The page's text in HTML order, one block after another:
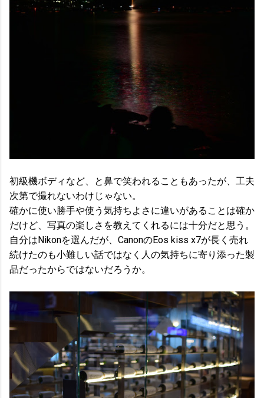
初級機ボディなど、と鼻で笑われることもあったが、工夫
次第で撮れないわけじゃない。
確かに使い勝手や使う気持ちよさに違いがあることは確か
だけど、写真の楽しさを教えてくれるには十分だと思う。
自分はNikonを選んだが、CanonのEos kiss x7が長く売れ
続けたのも小難しい話ではなく人の気持ちに寄り添った製
品だったからではないだろうか。